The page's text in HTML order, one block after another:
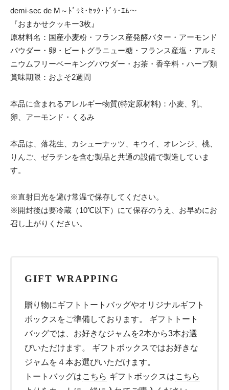
demi-sec de M～ﾄﾞｩﾐ･ｾｯｸ･ﾄﾞｩ･ｴﾑ～
『おまかせクッキー3枚』
原材料名：国産小麦粉・フランス産発酵バター・アーモンド
パウダー・卵・ビートグラニュー糖・フランス産塩・アルミ
ニウムフリーベーキングパウダー・お茶・香辛料・ハーブ類
賞味期限：およそ2週間
本品に含まれるアレルギー物質(特定原材料)：小麦、乳、
卵、アーモンド・くるみ
本品は、落花生、カシューナッツ、キウイ、オレンジ、桃、
りんご、ゼラチンを含む製品と共通の設備で製造していま
す。
※直射日光を避け常温で保存してください。
※開封後は要冷蔵（10℃以下）にて保存のうえ、お早めにお
召し上がりください。
GIFT WRAPPING
贈り物にギフトトートバッグやオリジナルギフト
ボックスをご準備しております。 ギフトトート
バッグでは、お好きなジャムを2本から3本お選
びいただけます。 ギフトボックスではお好きな
ジャムを４本お選びいただけます。
トートバッグは こちら ギフトボックスは こちら